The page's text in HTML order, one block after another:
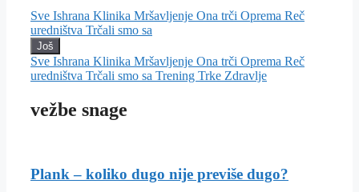
Sve Ishrana Klinika Mršavljenje Ona trči Oprema Reč
uredništva Trčali smo sa
Još
Sve Ishrana Klinika Mršavljenje Ona trči Oprema Reč
uredništva Trčali smo sa Trening Trke Zdravlje
vežbe snage
Plank – koliko dugo nije previše dugo?